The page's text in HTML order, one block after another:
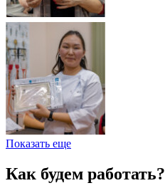
Показать еще
Как будем работать?